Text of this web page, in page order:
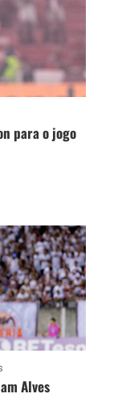
para o jogo
Alves